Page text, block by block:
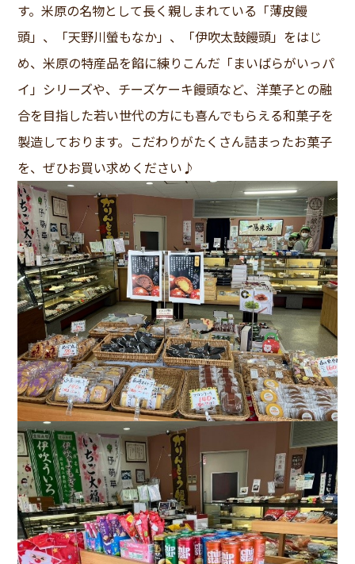
す。米原の名物として長く親しまれている「薄皮饅
頭」、「天野川螢もなか」、「伊吹太鼓饅頭」をはじ
め、米原の特産品を餡に練りこんだ「まいばらがいっパ
イ」シリーズや、チーズケーキ饅頭など、洋菓子との融
合を目指した若い世代の方にも喜んでもらえる和菓子を
製造しております。こだわりがたくさん詰まったお菓子
を、ぜひお買い求めください♪